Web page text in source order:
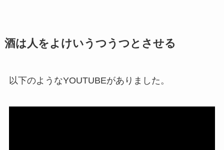
酒は人をよけいうつうつとさせる
以下のようなYOUTUBEがありました。